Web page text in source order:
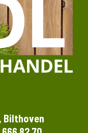
Bilthoven